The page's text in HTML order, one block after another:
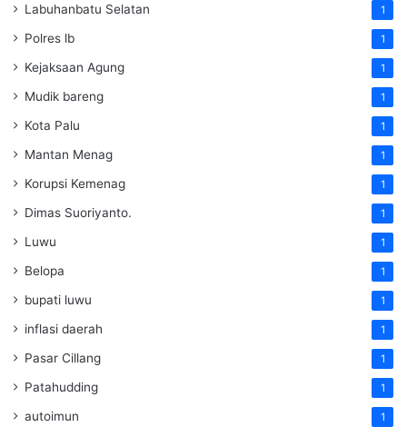
Labuhanbatu Selatan 1
Polres lb 1
Kejaksaan Agung 1
Mudik bareng 1
Kota Palu 1
Mantan Menag 1
Korupsi Kemenag 1
Dimas Suoriyanto. 1
Luwu 1
Belopa 1
bupati luwu 1
inflasi daerah 1
Pasar Cillang 1
Patahudding 1
autoimun 1